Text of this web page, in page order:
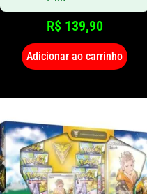
R$ 139,90
Adicionar ao carrinho